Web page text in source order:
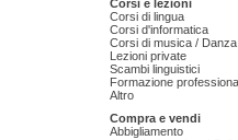
Corsi e lezioni
Corsi di lingua
Corsi d'informatica
Corsi di musica /
Lezioni private
Scambi linguistici
Formazione
Altro
Compra e vendi
Abbigliamento